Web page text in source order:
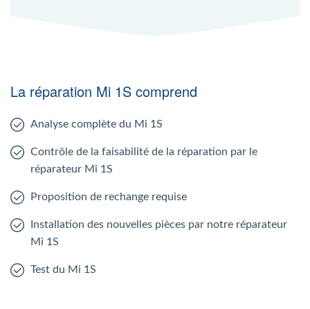
La réparation Mi 1S comprend
Analyse complète du Mi 1S
Contrôle de la faisabilité de la réparation par le
réparateur Mi 1S
Proposition de rechange requise
Installation des nouvelles pièces par notre réparateur
Mi 1S
Test du Mi 1S